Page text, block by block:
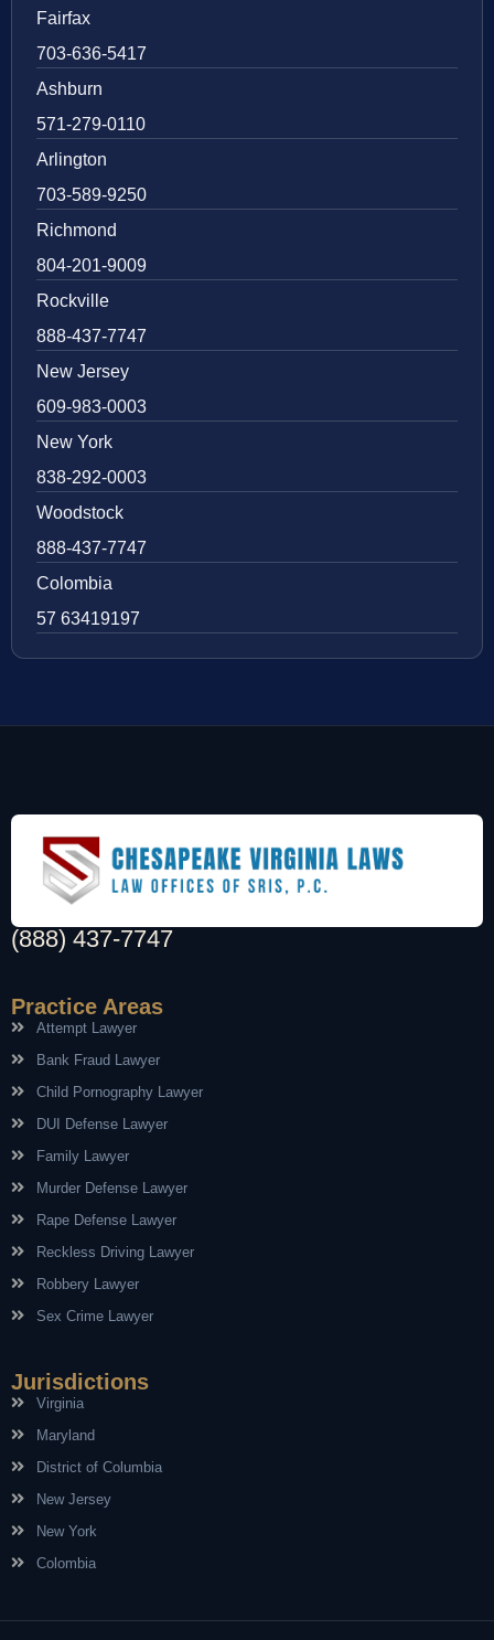
Fairfax
703-636-5417
Ashburn
571-279-0110
Arlington
703-589-9250
Richmond
804-201-9009
Rockville
888-437-7747
New Jersey
609-983-0003
New York
838-292-0003
Woodstock
888-437-7747
Colombia
57 63419197
(888) 437-7747
Practice Areas
Attempt Lawyer
Bank Fraud Lawyer
Child Pornography Lawyer
DUI Defense Lawyer
Family Lawyer
Murder Defense Lawyer
Rape Defense Lawyer
Reckless Driving Lawyer
Robbery Lawyer
Sex Crime Lawyer
Jurisdictions
Virginia
Maryland
District of Columbia
New Jersey
New York
Colombia